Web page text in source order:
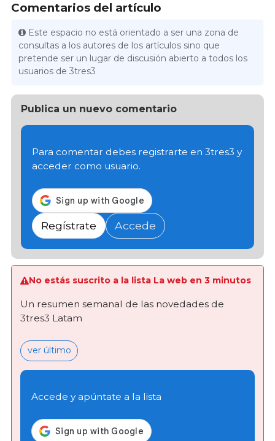
Comentarios del artículo
Este espacio no está orientado a ser una zona de
consultas a los autores de los artículos sino que
pretende ser un lugar de discusión abierto a todos los
usuarios de 3tres3
Publica un nuevo comentario
Para comentar debes registrarte en 3tres3 y
acceder como usuario.
Regístrate Accede
No estás suscrito a la lista La web en 3 minutos
Un resumen semanal de las novedades de
3tres3 Latam
ver último
Accede y apúntate a la lista